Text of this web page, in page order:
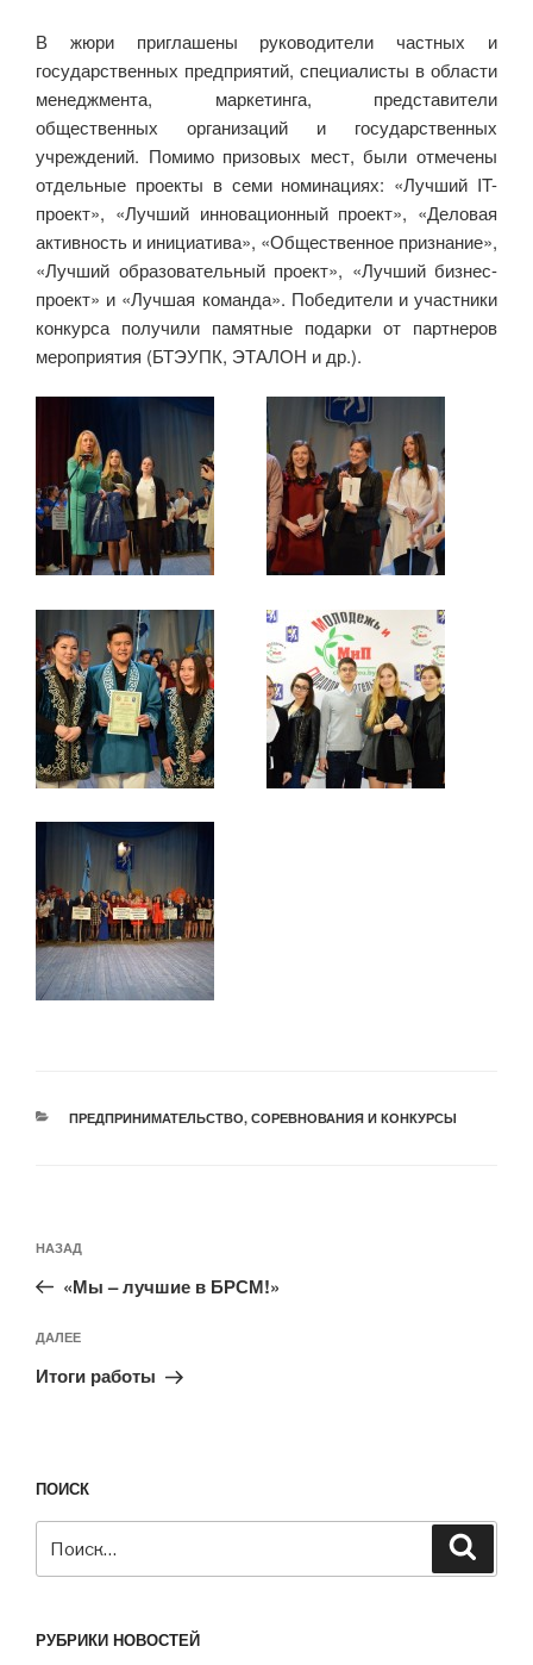
В жюри приглашены руководители частных и
государственных предприятий, специалисты в области
менеджмента, маркетинга, представители
общественных организаций и государственных
учреждений. Помимо призовых мест, были отмечены
отдельные проекты в семи номинациях: «Лучший IT-
проект», «Лучший инновационный проект», «Деловая
активность и инициатива», «Общественное признание»,
«Лучший образовательный проект», «Лучший бизнес-
проект» и «Лучшая команда». Победители и участники
конкурса получили памятные подарки от партнеров
мероприятия (БТЭУПК, ЭТАЛОН и др.).
РУБРИКИ
ПРЕДПРИНИМАТЕЛЬСТВО, СОРЕВНОВАНИЯ И КОНКУРСЫ
по
записям
Предыдущая
запись:
НАЗАД
«Мы – лучшие в БРСМ!»
Следующая
запись
ДАЛЕЕ
Итоги работы
ПОИСК
РУБРИКИ НОВОСТЕЙ